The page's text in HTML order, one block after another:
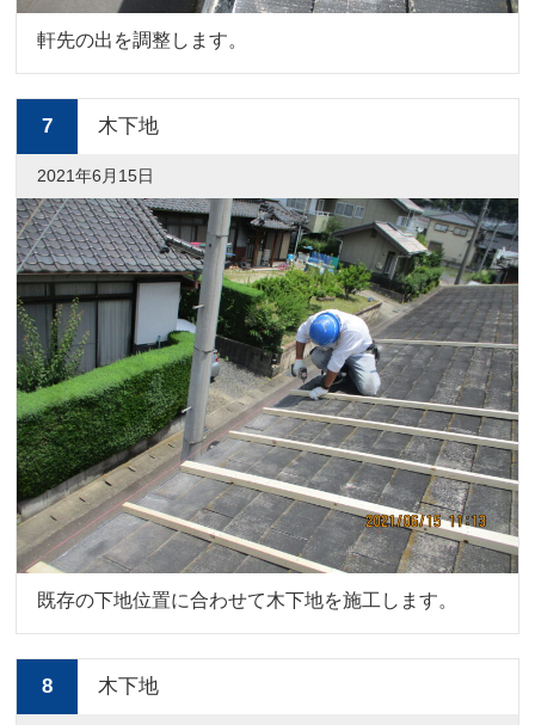
軒先の出を調整します。
7 木下地
2021年6月15日
既存の下地位置に合わせて木下地を施工します。
8 木下地